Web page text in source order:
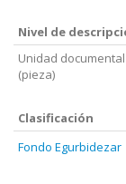
Nivel de
Unidad documental
(pieza)
Clasificación
Fondo Egurbidezar